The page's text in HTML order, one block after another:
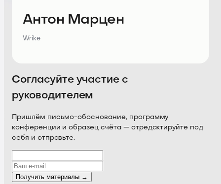
Антон Марцен
Wrike
Согласуйте участие с
руководителем
Пришлём письмо-обоснование, программу
конференции и образец счёта — отредактируйте под
себя и отправьте.
Получить материалы →